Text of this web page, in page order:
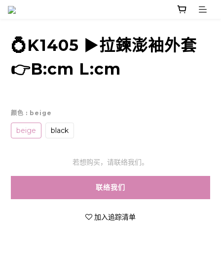
💍K1405 ▶️拉鍊澎袖外套
👉B:cm L:cm
颜色 : beige
beige black
若想购买，请联络我们。
联络我们
加入追踪清单